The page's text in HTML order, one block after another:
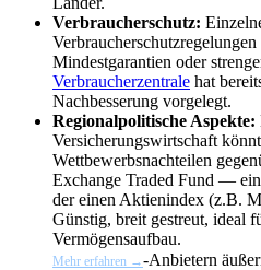
Verbraucherschutz:
Mindestgarantien oder
Verbraucherzentrale hat
Nachbesserung vorgelegt.
Regionalpolitische Aspekte:
Versicherungswirtschaft
Wettbewerbsnachteilen
Exchange Traded Fund —
der einen Aktienindex (z.B.
Günstig, breit gestreut, ideal
Vermögensaufbau.
Mehr erfahren →-Anbietern